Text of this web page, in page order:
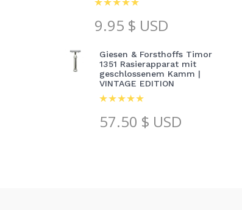
9.95 $ USD
Giesen & Forsthoffs Timor
1351 Rasierapparat mit
geschlossenem Kamm |
VINTAGE EDITION
57.50 $ USD